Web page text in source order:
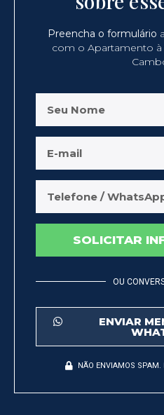
Preencha o formulário
com o Apartamento à
SOLICITAR
OU
ENVIAR
NÃO ENVIAMOS SPAM.